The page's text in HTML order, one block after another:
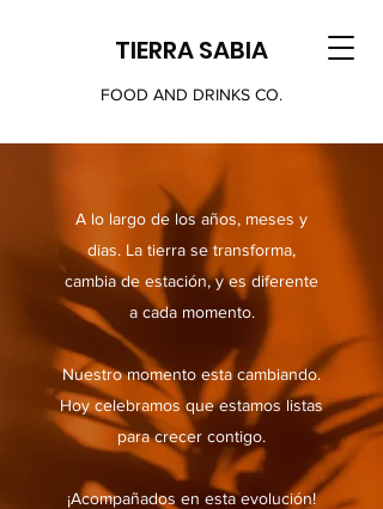
TIERRA SABIA
FOOD AND DRINKS CO.
A lo largo de los años, meses y
dias. La tierra se transforma,
cambia de estación, y es diferente
a cada momento.
Nuestro momento esta cambiando.
Hoy celebramos que estamos listas
para crecer contigo.
¡Acompañados en esta evolución!